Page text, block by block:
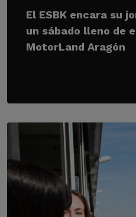
El ESBK encara su
un sábado lleno de
MotorLand Aragón